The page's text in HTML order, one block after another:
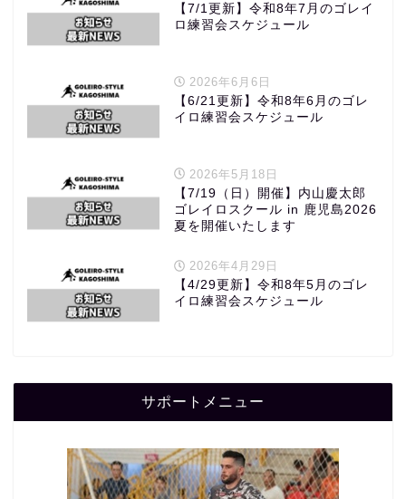
【7/1更新】令和8年7月のゴレイ
ロ練習会スケジュール
2026年6月6日
【6/21更新】令和8年6月のゴレ
イロ練習会スケジュール
2026年5月18日
【7/19（日）開催】内山慶太郎
ゴレイロスクール in 鹿児島2026
夏を開催いたします
2026年4月29日
【4/29更新】令和8年5月のゴレ
イロ練習会スケジュール
サポートメニュー